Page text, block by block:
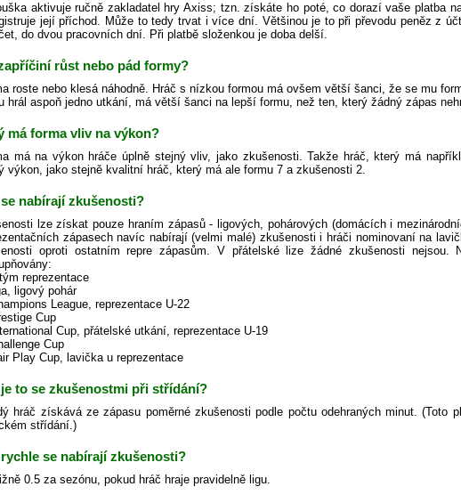
aktivuje ručně zakladatel hry Axiss; tzn. získáte ho poté, co dorazí vaše platba
její příchod. Může to tedy trvat i více dní. Většinou je to při převodu peněz z
do dvou pracovních dní. Při platbě složenkou je doba delší.
růst nebo pád formy?
roste nebo klesá náhodně. Hráč s nízkou formou má ovšem větší šanci, že se mu
hrál aspoň jedno utkání, má větší šanci na lepší formu, než ten, který žádný zápas
má forma vliv na výkon?
má na výkon hráče úplně stejný vliv, jako zkušenosti. Takže hráč, který má
výkon, jako stejně kvalitní hráč, který má ale formu 7 a zkušenosti 2.
nabírají zkušenosti?
lze získat pouze hraním zápasů - ligových, pohárových (domácích i
zápasech navíc nabírají (velmi malé) zkušenosti i hráči nominovaní na
oproti ostatním repre zápasům. V přátelské lize žádné zkušenosti
reprezentace
ligový pohár
League, reprezentace U-22
Cup
Cup, přátelské utkání, reprezentace U-19
Cup
Play Cup, lavička u reprezentace
to se zkušenostmi při střídání?
hráč získává ze zápasu poměrné zkušenosti podle počtu odehraných minut. (Toto
střídání.)
se nabírají zkušenosti?
0.5 za sezónu, pokud hráč hraje pravidelně ligu.